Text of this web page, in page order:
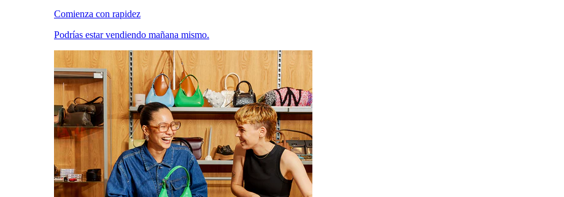
Comienza con rapidez
Podrías estar vendiendo mañana mismo.